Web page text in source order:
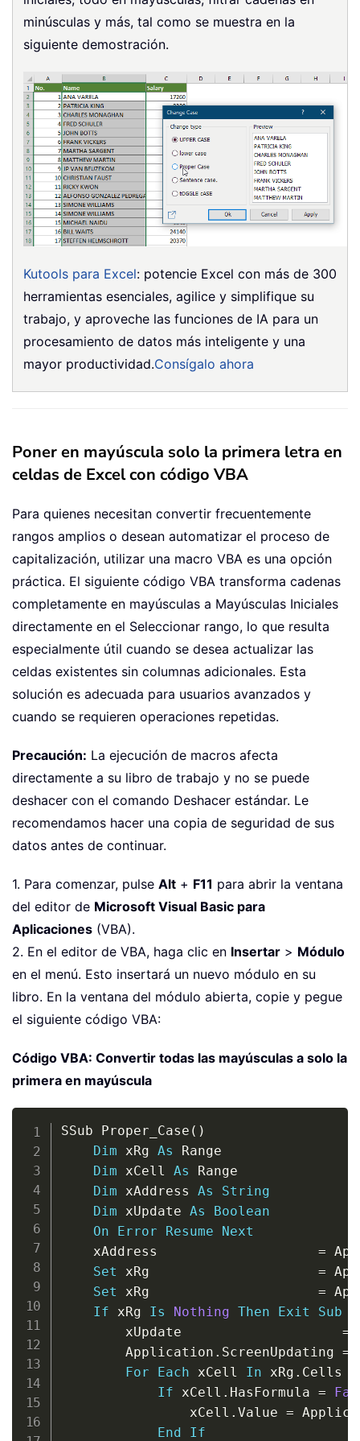
minúsculas y más, tal como se muestra en la
siguiente demostración.
Kutools para Excel: potencie Excel con más de 300
herramientas esenciales, agilice y simplifique su
trabajo, y aproveche las funciones de IA para un
procesamiento de datos más inteligente y una
mayor productividad.Consígalo ahora
Poner en mayúscula solo la primera letra en
celdas de Excel con código VBA
Para quienes necesitan convertir frecuentemente
rangos amplios o desean automatizar el proceso de
capitalización, utilizar una macro VBA es una opción
práctica. El siguiente código VBA transforma cadenas
completamente en mayúsculas a Mayúsculas Iniciales
directamente en el Seleccionar rango, lo que resulta
especialmente útil cuando se desea actualizar las
celdas existentes sin columnas adicionales. Esta
solución es adecuada para usuarios avanzados y
cuando se requieren operaciones repetidas.
Precaución: La ejecución de macros afecta
directamente a su libro de trabajo y no se puede
deshacer con el comando Deshacer estándar. Le
recomendamos hacer una copia de seguridad de sus
datos antes de continuar.
1. Para comenzar, pulse Alt + F11 para abrir la ventana
del editor de Microsoft Visual Basic para
Aplicaciones (VBA).
2. En el editor de VBA, haga clic en Insertar > Módulo
en el menú. Esto insertará un nuevo módulo en su
libro. En la ventana del módulo abierta, copie y pegue
el siguiente código VBA:
Código VBA: Convertir todas las mayúsculas a solo la
primera en mayúscula
SSub Proper_Case ( )
Dim xRg As Range
Dim xCell As Range
Dim xAddress As
String
Dim xUpdate As
Boolean
On
Error Resume
Next
	xAddress
=
Set xRg =
Set xRg =
If xRg Is Nothing Then Exit
Sub
		xUpdate
=
		Application
. ScreenUpdating =
For
Each xCell In xRg . Cells
If xCell . HasFormula =
				xCell
. Value =
End
If